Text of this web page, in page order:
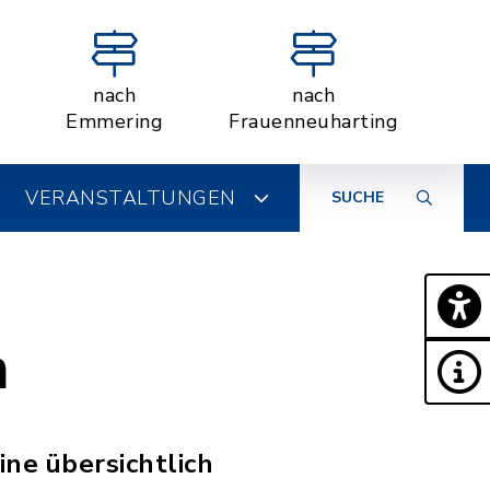
nach
Emmering
nach
Frauenneuharting
VERANSTALTUNGEN SUCHE
übersichtlich